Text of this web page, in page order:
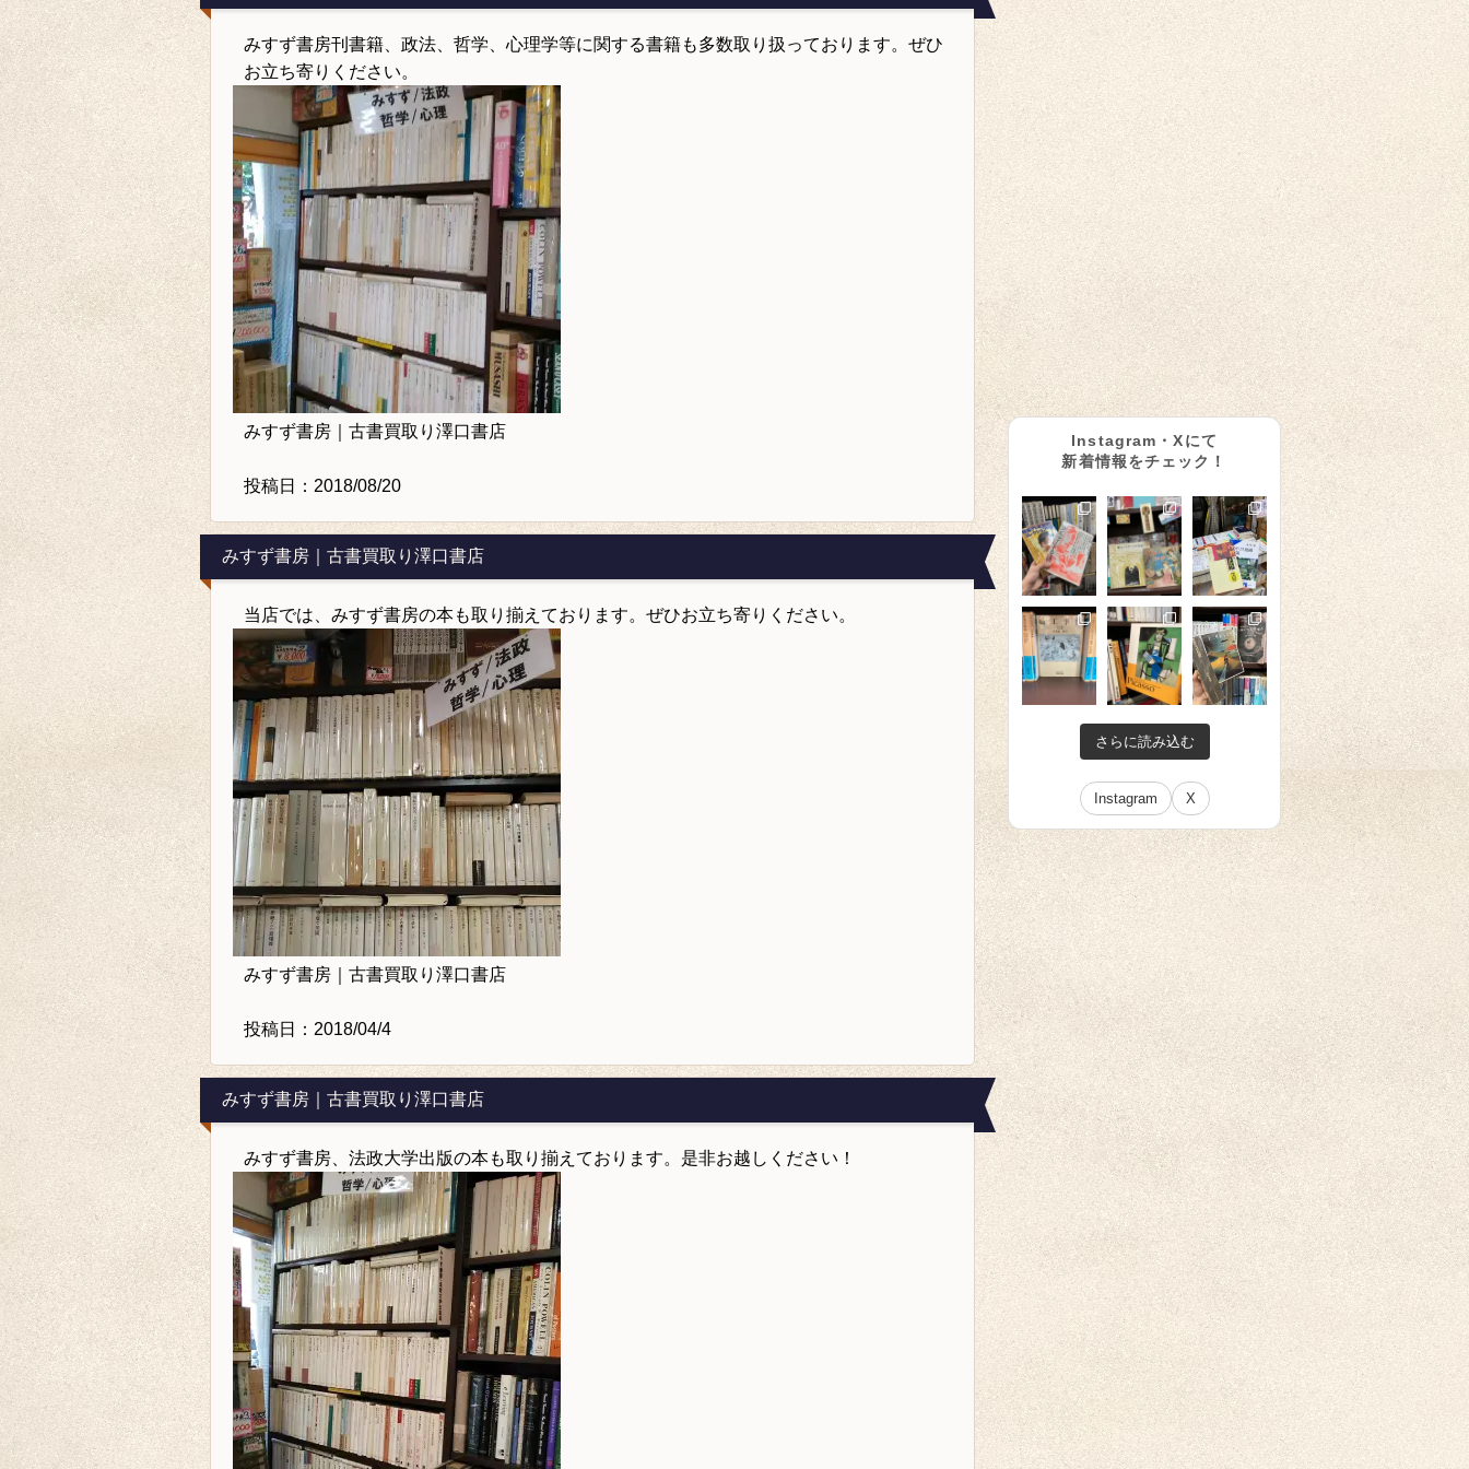
みすず書房刊書籍、政法、哲学、心理学等に関する書籍も多数取り扱っております。ぜひ
お立ち寄りください。
みすず書房｜古書買取り澤口書店
投稿日：2018/08/20
みすず書房｜古書買取り澤口書店
当店では、みすず書房の本も取り揃えております。ぜひお立ち寄りください。
みすず書房｜古書買取り澤口書店
投稿日：2018/04/4
みすず書房｜古書買取り澤口書店
みすず書房、法政大学出版の本も取り揃えております。是非お越しください！
Instagram・Xにて
新着情報をチェック！
さらに読み込む
Instagram X